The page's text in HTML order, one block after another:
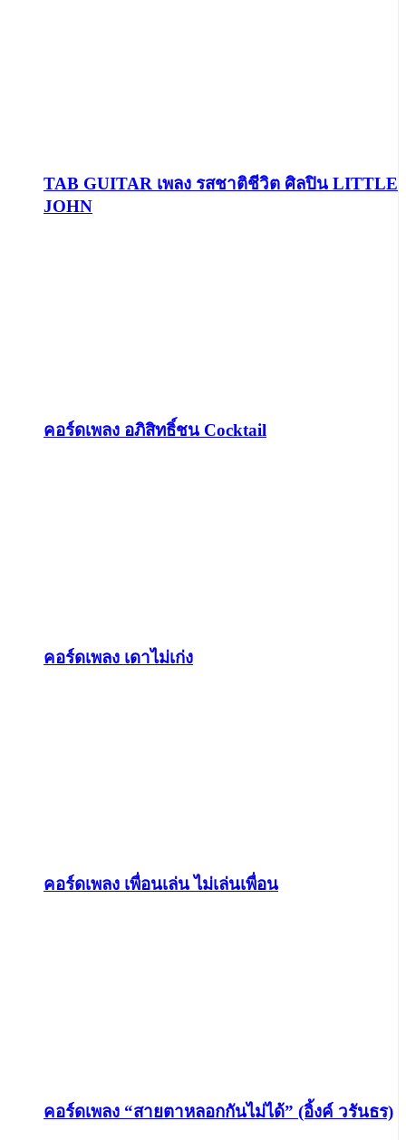
TAB GUITAR เพลง รสชาติชีวิต ศิลปิน LITTLE
JOHN
คอร์ดเพลง อภิสิทธิ์ชน Cocktail
คอร์ดเพลง เดาไม่เก่ง
คอร์ดเพลง เพื่อนเล่น ไม่เล่นเพื่อน
คอร์ดเพลง “สายตาหลอกกันไม่ได้” (อิ้งค์ วรันธร)